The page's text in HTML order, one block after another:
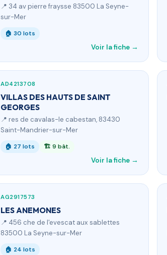
📍 34 av pierre fraysse 83500 La Seyne-
sur-Mer
🏠 30 lots
Voir la fiche →
AD4213708
VILLAS DES HAUTS DE SAINT
GEORGES
📍 res de cavalas-le cabestan, 83430
Saint-Mandrier-sur-Mer
🏠 27 lots 🏗 9 bât.
Voir la fiche →
AG2917573
LES ANEMONES
📍 456 che de l'evescat aux sablettes
83500 La Seyne-sur-Mer
🏠 24 lots